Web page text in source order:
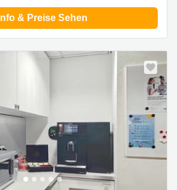
Info & Preise Sehen